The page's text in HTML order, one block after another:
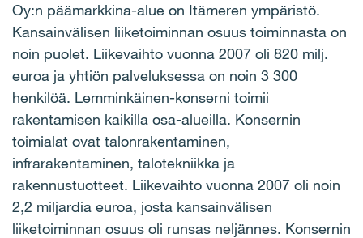
Oy:n päämarkkina-alue on Itämeren ympäristö.
Kansainvälisen liiketoiminnan osuus toiminnasta on
noin puolet. Liikevaihto vuonna 2007 oli 820 milj.
euroa ja yhtiön palveluksessa on noin 3 300
henkilöä. Lemminkäinen-konserni toimii
rakentamisen kaikilla osa-alueilla. Konsernin
toimialat ovat talonrakentaminen,
infrarakentaminen, talotekniikka ja
rakennustuotteet. Liikevaihto vuonna 2007 oli noin
2,2 miljardia euroa, josta kansainvälisen
liiketoiminnan osuus oli runsas neljännes. Konsernin